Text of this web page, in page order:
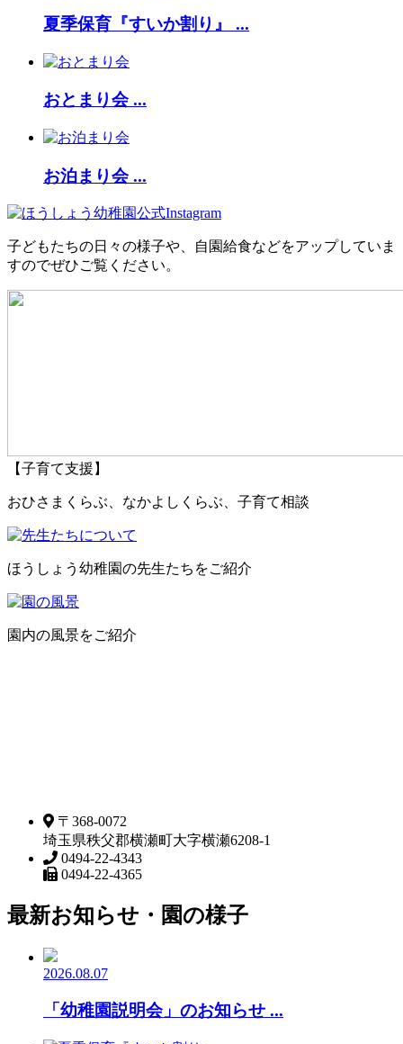
夏季保育『すいか割り』 ...
おとまり会 ...
お泊まり会 ...
子どもたちの日々の様子や、自園給食などをアップしていま
すのでぜひご覧ください。
【子育て支援】
おひさまくらぶ、なかよしくらぶ、子育て相談
ほうしょう幼稚園の先生たちをご紹介
園内の風景をご紹介
〒368-0072
埼玉県秩父郡横瀬町大字横瀬6208-1
0494-22-4343
0494-22-4365
最新お知らせ・園の様子
2026.08.07
「幼稚園説明会」のお知らせ ...